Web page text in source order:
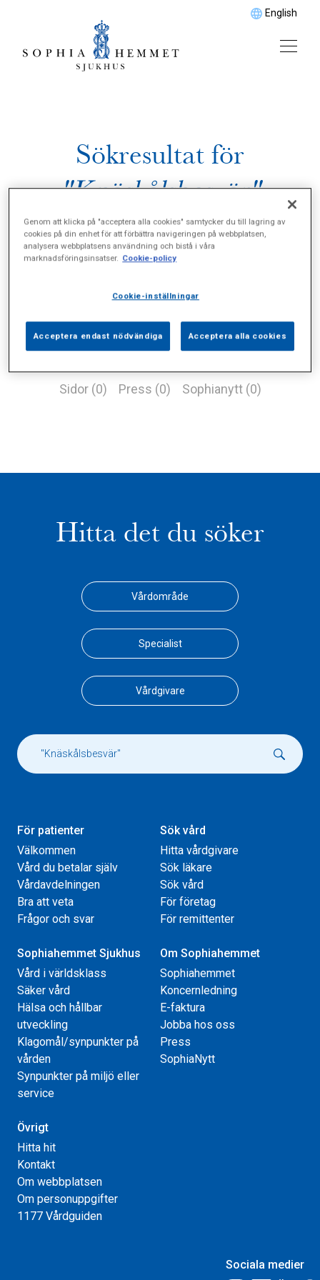
English
Sökresultat för
"Knäskålsbesvär"
Sidor (0) Press (0) Sophianytt (0)
Hitta det du söker
Vårdområde
Specialist
Vårdgivare
För patienter
Välkommen
Vård du betalar själv
Vårdavdelningen
Bra att veta
Frågor och svar
Sök vård
Hitta vårdgivare
Sök läkare
Sök vård
För företag
För remittenter
Sophiahemmet Sjukhus
Vård i världsklass
Säker vård
Hälsa och hållbar
utveckling
Klagomål/synpunkter på
vården
Synpunkter på miljö eller
service
Om Sophiahemmet
Sophiahemmet
Koncernledning
E-faktura
Jobba hos oss
Press
SophiaNytt
Övrigt
Hitta hit
Kontakt
Om webbplatsen
Om personuppgifter
1177 Vårdguiden
Sociala medier
Genom att klicka på "acceptera alla cookies" samtycker du till lagring av
cookies på din enhet för att förbättra navigeringen på webbplatsen,
analysera webbplatsens användning och bistå i våra
marknadsföringsinsatser. Cookie-policy
Cookie-inställningar
Acceptera endast nödvändiga Acceptera alla cookies